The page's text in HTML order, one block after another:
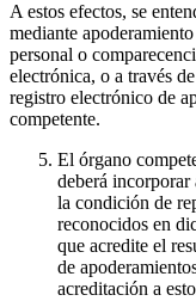
A estos efectos, se
mediante
personal o
electrónica, o a través
registro electrónico de
competente.
El órgano
deberá
la condición de
reconocidos en
que acredite el
de
acreditación a